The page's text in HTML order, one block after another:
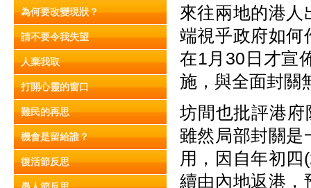
為何要改變現狀？
請不要令我失望
人棄我取
打開心靈的窗口
難民的再思
機會是留給誰？
復活節反思
來往兩地的港人
端視乎政府如何
在1月30日才宣
施，與全面封關
坊間也批評港
雖然局部封關是
用，因自年初
續由內地返港，